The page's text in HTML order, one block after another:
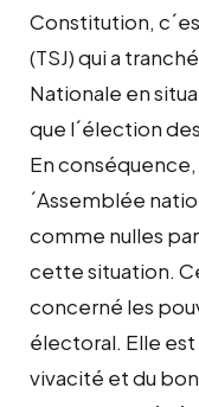
Constitution,
(TSJ) qui a
Nationale en
que l´élection
En
´Assemblée
comme nulles
cette situation.
concerné les
électoral. Elle
vivacité et du